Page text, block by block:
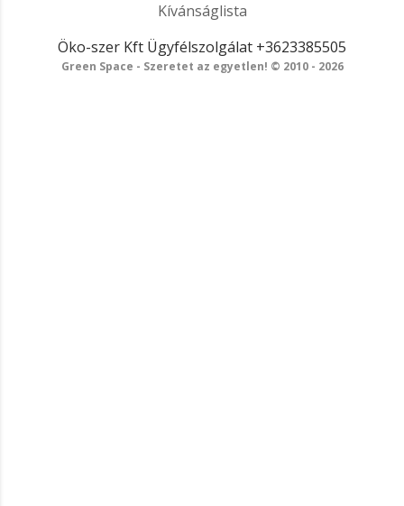
Kívánságlista
Öko-szer Kft Ügyfélszolgálat +3623385505
Green Space - Szeretet az egyetlen! © 2010 - 2026